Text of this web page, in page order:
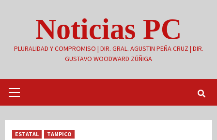
Noticias PC
PLURALIDAD Y COMPROMISO | DIR. GRAL. AGUSTIN PEÑA CRUZ | DIR.
GUSTAVO WOODWARD ZÚÑIGA
primario
ESTATAL TAMPICO